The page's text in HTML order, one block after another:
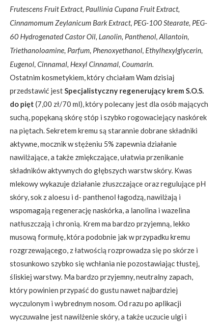
Frutescens Fruit Extract, Paullinia Cupana Fruit Extract,
Cinnamomum Zeylanicum Bark Extract, PEG-100 Stearate, PEG-
60 Hydrogenated Castor Oil, Lanolin, Panthenol, Allantoin,
Triethanoloamine, Parfum, Phenoxyethanol, Ethylhexylglycerin,
Eugenol, Cinnamal, Hexyl Cinnamal, Coumarin.
Ostatnim kosmetykiem, który chciałam Wam dzisiaj
przedstawić jestSpecjalistyczny regenerujący krem S.O.S.
do pięt (7,00 zł/70 ml), który polecany jest dla osób mających
suchą, popękaną skórę stóp i szybko rogowaciejący naskórek
na piętach. Sekretem kremu są starannie dobrane składniki
aktywne, mocznik w stężeniu 5% zapewnia działanie
nawilżające, a także zmiękczające, ułatwia przenikanie
składników aktywnych do głębszych warstw skóry. Kwas
mlekowy wykazuje działanie złuszczające oraz regulujące pH
skóry, sok z aloesu i d- panthenol łagodzą, nawilżają i
wspomagają regenerację naskórka, a lanolina i wazelina
natłuszczają i chronią. Krem ma bardzo przyjemną, lekko
musową formułę, która podobnie jak w przypadku kremu
rozgrzewającego, z łatwością rozprowadza się po skórze i
stosunkowo szybko się wchłania nie pozostawiając tłustej,
śliskiej warstwy. Ma bardzo przyjemny, neutralny zapach,
który powinien przypaść do gustu nawet najbardziej
wyczulonym i wybrednym nosom. Od razu po aplikacji
wyczuwalne jest nawilżenie skóry, a także uczucie ulgi i